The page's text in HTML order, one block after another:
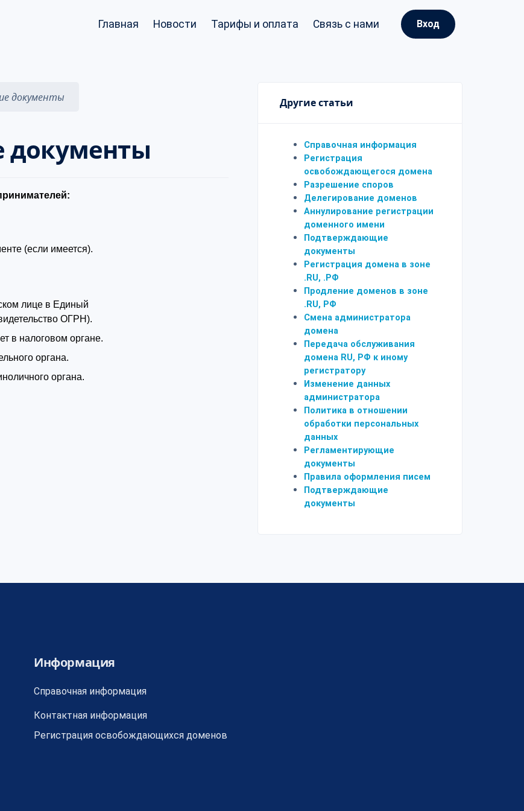
Вход
Главная Новости Тарифы и оплата Связь с нами
документы
(если имеется).
лице в Единый
ОГРН).
в налоговом органе.
органа.
органа.
Другие статьи
Справочная информация
Регистрация
освобождающегося домена
Разрешение споров
Делегирование доменов
Аннулирование регистрации
доменного имени
Подтверждающие
документы
Регистрация домена в зоне
.RU, .РФ
Продление доменов в зоне
.RU, РФ
Смена администратора
домена
Передача обслуживания
домена RU, РФ к иному
регистратору
Изменение данных
администратора
Политика в отношении
обработки персональных
данных
Регламентирующие
документы
Правила оформления писем
Подтверждающие
документы
Информация
Справочная информация
Контактная информация
Регистрация освобождающихся доменов